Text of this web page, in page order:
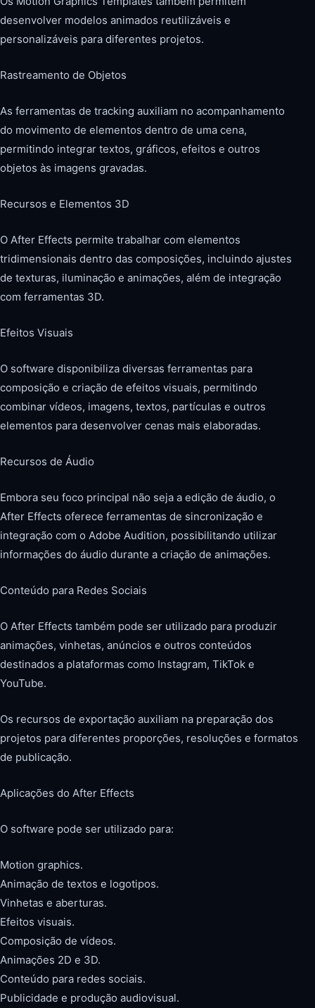
desenvolver modelos animados reutilizáveis e
personalizáveis para diferentes projetos.
Rastreamento de Objetos
As ferramentas de tracking auxiliam no acompanhamento
do movimento de elementos dentro de uma cena,
permitindo integrar textos, gráficos, efeitos e outros
objetos às imagens gravadas.
Recursos e Elementos 3D
O After Effects permite trabalhar com elementos
tridimensionais dentro das composições, incluindo ajustes
de texturas, iluminação e animações, além de integração
com ferramentas 3D.
Efeitos Visuais
O software disponibiliza diversas ferramentas para
composição e criação de efeitos visuais, permitindo
combinar vídeos, imagens, textos, partículas e outros
elementos para desenvolver cenas mais elaboradas.
Recursos de Áudio
Embora seu foco principal não seja a edição de áudio, o
After Effects oferece ferramentas de sincronização e
integração com o Adobe Audition, possibilitando utilizar
informações do áudio durante a criação de animações.
Conteúdo para Redes Sociais
O After Effects também pode ser utilizado para produzir
animações, vinhetas, anúncios e outros conteúdos
destinados a plataformas como Instagram, TikTok e
YouTube.
Os recursos de exportação auxiliam na preparação dos
projetos para diferentes proporções, resoluções e formatos
de publicação.
Aplicações do After Effects
O software pode ser utilizado para:
Motion graphics.
Animação de textos e logotipos.
Vinhetas e aberturas.
Efeitos visuais.
Composição de vídeos.
Animações 2D e 3D.
Conteúdo para redes sociais.
Publicidade e produção audiovisual.